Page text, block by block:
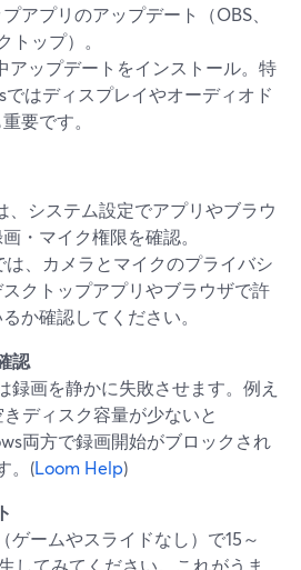
アプリのアップデート（OBS、
トップ）。
アップデートをインストール。特
はディスプレイやオーディオド
要です。
、システム設定でアプリやブラウ
・マイク権限を確認。
、カメラとマイクのプライバシ
クトップアプリやブラウザで許
か確認してください。
認
録画を静かに失敗させます。例え
ディスク容量が少ないと
両方で録画開始がブロックされ
。(Loom Help)
ゲームやスライドなし）で15～
してみてください。これがうま